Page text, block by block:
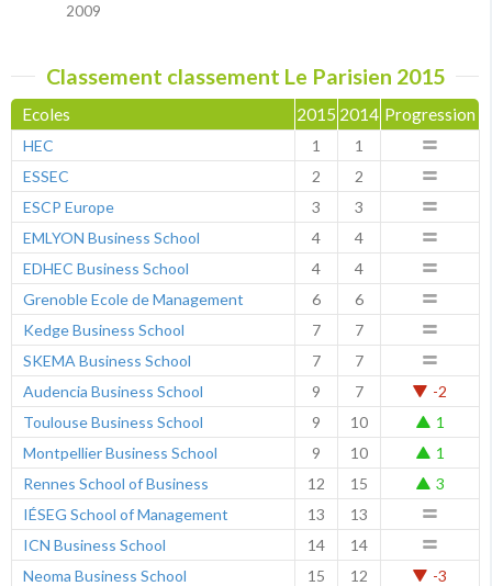
2009
Classement classement Le Parisien 2015
Ecoles 2015 2014 Progression
HEC 1
1
ESSEC
2
2
ESCP Europe
3
3
EMLYON Business School
4
4
EDHEC Business School
4
4
Grenoble Ecole de Management
6
6
Kedge Business School
7
7
SKEMA Business School
7
7
Audencia Business School
9 7
-2
Toulouse Business School
9 10
1
Montpellier Business School
9 10
1
Rennes School of Business
12 15
3
IÉSEG School of Management
13
13
ICN Business School
14
14
Neoma Business School
15 12
-3